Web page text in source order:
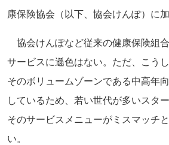
康保険協会（以下、協会けんぽ）に加
協会けんぽなど従来の健康保険組
サービスに遜色はない。ただ、こう
そのボリュームゾーンである中高年
しているため、若い世代が多いスタ
そのサービスメニューがミスマッチ
い。